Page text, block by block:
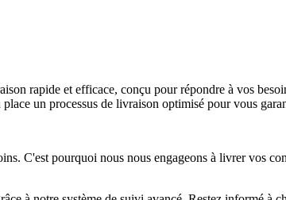
rapide et efficace, conçu pour répondre à vos
un processus de livraison optimisé pour vous
C'est pourquoi nous nous engageons à livrer vos